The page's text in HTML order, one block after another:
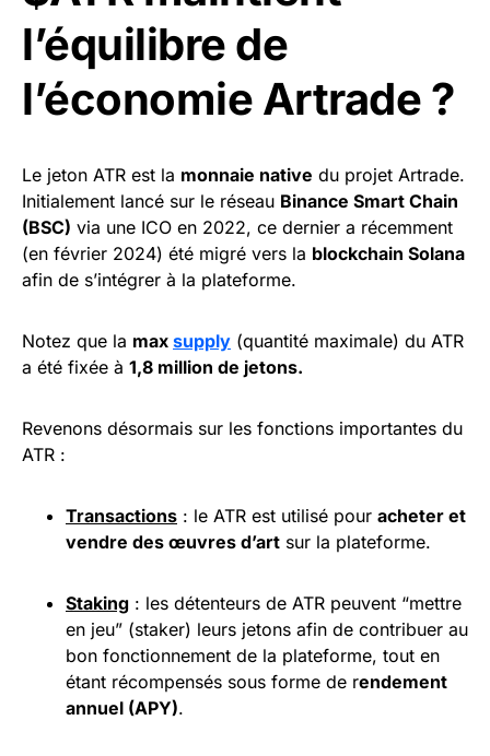
l’équilibre de
l’économie Artrade ?
Le jeton ATR est la monnaie native du projet Artrade.
Initialement lancé sur le réseau Binance Smart Chain
(BSC) via une ICO en 2022, ce dernier a récemment
(en février 2024) été migré vers la blockchain Solana
afin de s’intégrer à la plateforme.
Notez que la max supply (quantité maximale) du ATR
a été fixée à 1,8 million de jetons.
Revenons désormais sur les fonctions importantes du
ATR :
Transactions : le ATR est utilisé pour acheter et
vendre des œuvres d’art sur la plateforme.
Staking : les détenteurs de ATR peuvent “mettre
en jeu” (staker) leurs jetons afin de contribuer au
bon fonctionnement de la plateforme, tout en
étant récompensés sous forme de rendement
annuel (APY).